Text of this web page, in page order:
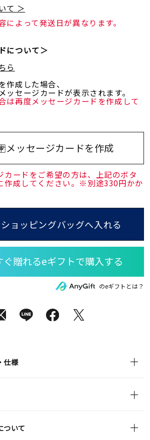
在庫ありのみ すべて表示
て ＞
によって発送日が異なります。
について＞
ら
作成した場合、
ッセージカードが表示されます。
は再度メッセージカードを作成して
メッセージカードを作成
カードをご希望の方は、上記のボタ
作成してください。※別途330円かか
ショッピングバッグへ入れる
のeギフトとは？
仕様
ついて